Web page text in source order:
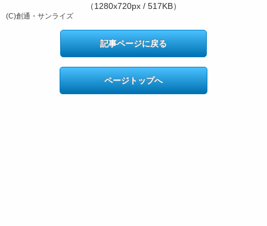
（1280x720px / 517KB）
(C)創通・サンライズ
記事ページに戻る
ページトップへ